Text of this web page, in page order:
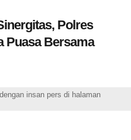
Polres
Puasa Bersama
insan pers di halaman